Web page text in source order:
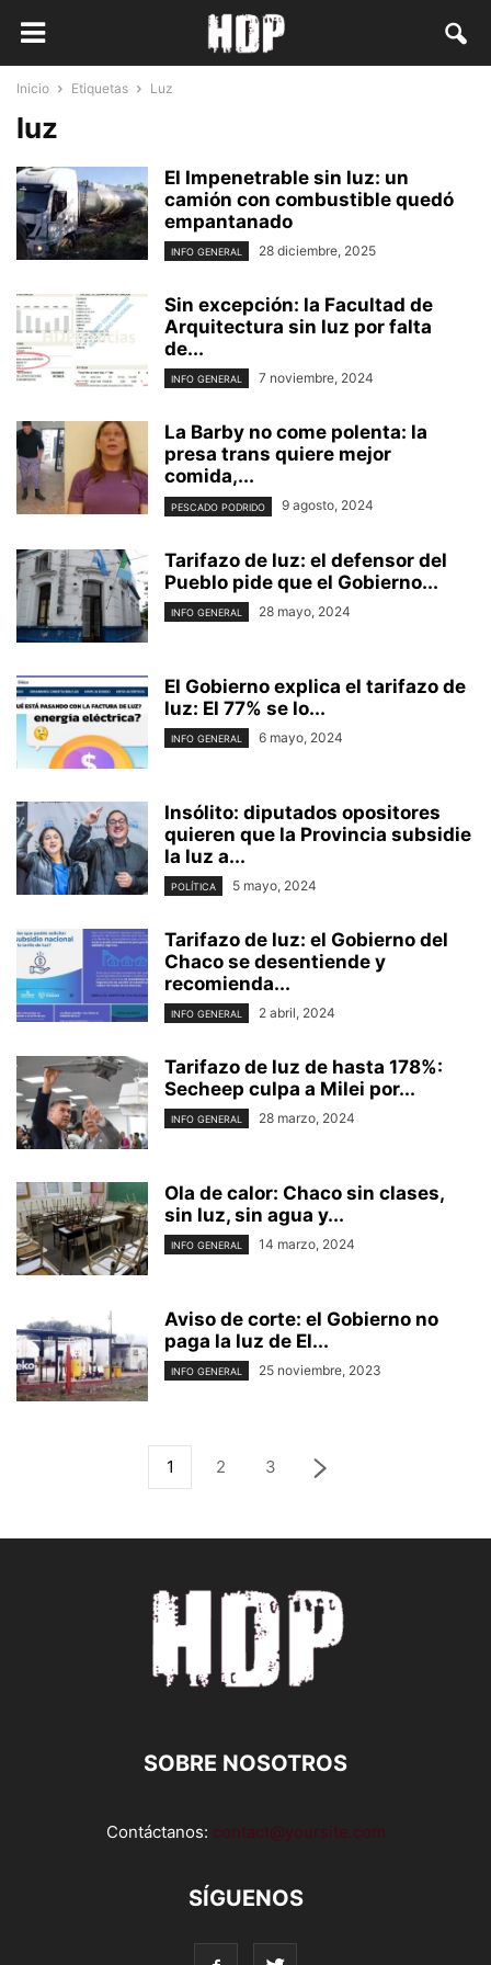
Inicio Etiquetas Luz
luz
El Impenetrable sin luz: un
camión con combustible quedó
empantanado
INFO GENERAL 28 diciembre, 2025
Sin excepción: la Facultad de
Arquitectura sin luz por falta
de...
INFO GENERAL 7 noviembre, 2024
La Barby no come polenta: la
presa trans quiere mejor
comida,...
PESCADO PODRIDO 9 agosto, 2024
Tarifazo de luz: el defensor del
Pueblo pide que el Gobierno...
INFO GENERAL 28 mayo, 2024
El Gobierno explica el tarifazo de
luz: El 77% se lo...
INFO GENERAL 6 mayo, 2024
Insólito: diputados opositores
quieren que la Provincia subsidie
la luz a...
POLÍTICA 5 mayo, 2024
Tarifazo de luz: el Gobierno del
Chaco se desentiende y
recomienda...
INFO GENERAL 2 abril, 2024
Tarifazo de luz de hasta 178%:
Secheep culpa a Milei por...
INFO GENERAL 28 marzo, 2024
Ola de calor: Chaco sin clases,
sin luz, sin agua y...
INFO GENERAL 14 marzo, 2024
Aviso de corte: el Gobierno no
paga la luz de El...
INFO GENERAL 25 noviembre, 2023
1 2 3
SOBRE NOSOTROS
Contáctanos: contact@yoursite.com
SÍGUENOS